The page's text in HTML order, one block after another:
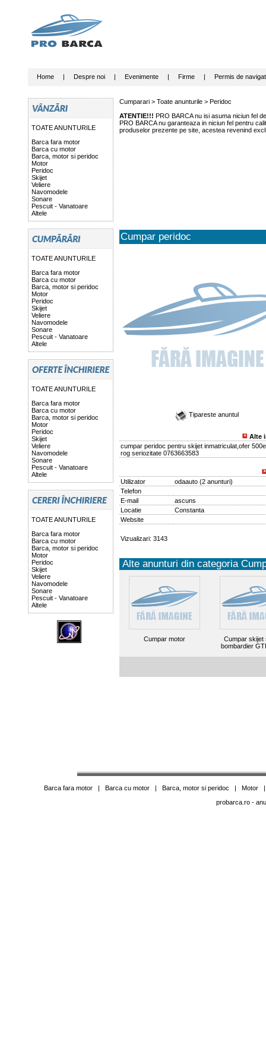
Home| Despre noi| Evenimente| Firme| Permis de
TOATE ANUNTURILE
Barca fara motor
Barca cu motor
Barca, motor si peridoc
Motor
Peridoc
Skijet
Veliere
Navomodele
Sonare
Pescuit - Vanatoare
Altele
TOATE ANUNTURILE
Barca fara motor
Barca cu motor
Barca, motor si peridoc
Motor
Peridoc
Skijet
Veliere
Navomodele
Sonare
Pescuit - Vanatoare
Altele
TOATE ANUNTURILE
Barca fara motor
Barca cu motor
Barca, motor si peridoc
Motor
Peridoc
Skijet
Veliere
Navomodele
Sonare
Pescuit - Vanatoare
Altele
TOATE ANUNTURILE
Barca fara motor
Barca cu motor
Barca, motor si peridoc
Motor
Peridoc
Skijet
Veliere
Navomodele
Sonare
Pescuit - Vanatoare
Altele
Cumparari > Toate anunturile> Peridoc
ATENTIE!!! PRO BARCA nu isi asuma niciun fel
PRO BARCA nu garanteaza in niciun fel pentru
produselor prezente pe site, acestea revenind
Cumpar peridoc
Tipareste anuntul
Alte
cumpar peridoc pentru skijet inmatriculat,ofer
rog seriozitate 0763663583
Utilizator odaauto(2 anunturi)
Telefon
E-mail
ascuns
Locatie
Constanta
Website
Vizualizari: 3143
Alte anunturi din categoria
Cumpar motor
Cumpar skijet
bombardier
Barca fara motor| Barca cu motor| Barca, motor si peridoc | Motor
probarca.ro-